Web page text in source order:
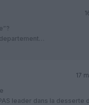
17
leader dans la desserte